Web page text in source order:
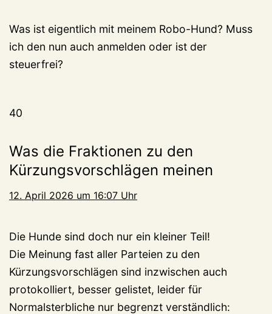
Was ist eigentlich mit meinem Robo-Hund? Muss
ich den nun auch anmelden oder ist der
steuerfrei?
40
Was die Fraktionen zu den
Kürzungsvorschlägen meinen
12. April 2026 um 16:07 Uhr
Die Hunde sind doch nur ein kleiner Teil!
Die Meinung fast aller Parteien zu den
Kürzungsvorschlägen sind inzwischen auch
protokolliert, besser gelistet, leider für
Normalsterbliche nur begrenzt verständlich: